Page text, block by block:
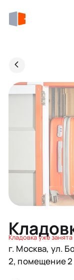
Кладовка уже занята
г. Москва, ул.
2, помещение 2